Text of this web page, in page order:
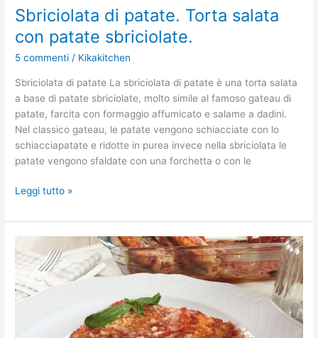
Sbriciolata di patate. Torta salata
con patate sbriciolate.
5 commenti / Kikakitchen
Sbriciolata di patate La sbriciolata di patate è una torta salata
a base di patate sbriciolate, molto simile al famoso gateau di
patate, farcita con formaggio affumicato e salame a dadini.
Nel classico gateau, le patate vengono schiacciate con lo
schiacciapatate e ridotte in purea invece nella sbriciolata le
patate vengono sfaldate con una forchetta o con le
Leggi tutto »
alla
parmigiana.
Ricetta